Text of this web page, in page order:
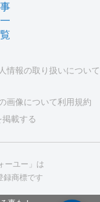
事
一
覧
情報の取り扱いについて
画像について利用規約
掲載する
ーユー」は
録商標です